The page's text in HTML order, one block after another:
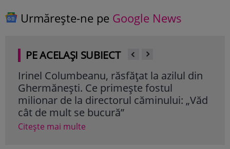
Urmărește-ne pe Google News
PE ACELAȘI SUBIECT
Irinel Columbeanu, răsfățat la azilul din
Ghermănești. Ce primește fostul
milionar de la directorul căminului: „Văd
cât de mult se bucură”
Citește mai multe